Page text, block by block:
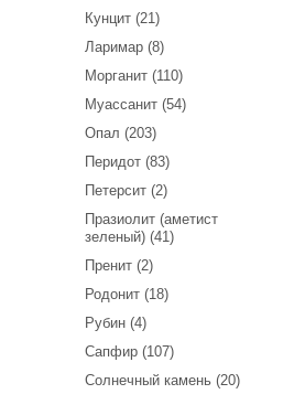
Кунцит (21)
Ларимар (8)
Морганит (110)
Муассанит (54)
Опал (203)
Перидот (83)
Петерсит (2)
Празиолит (аметист
зеленый) (41)
Пренит (2)
Родонит (18)
Рубин (4)
Сапфир (107)
Солнечный камень (20)